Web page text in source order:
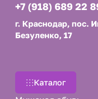
+7 (918) 689 22
г. Краснодар, пос.
Безуленко, 17
Каталог